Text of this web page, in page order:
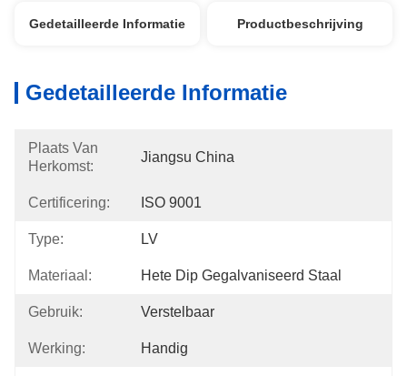
Gedetailleerde Informatie Productbeschrijving
Gedetailleerde Informatie
Plaats Van
Herkomst:
Jiangsu China
Certificering: ISO 9001
Type: LV
Materiaal: Hete Dip Gegalvaniseerd Staal
Gebruik: Verstelbaar
Werking: Handig